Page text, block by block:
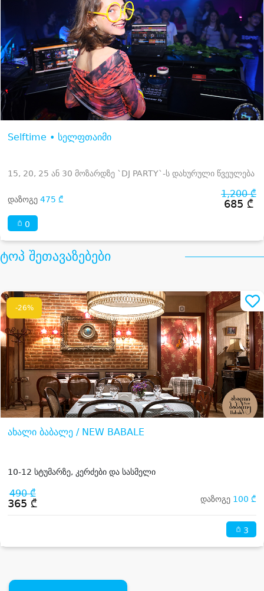
Selftime • სელფთაიმი
15, 20, 25 ან 30 მოზარდზე `DJ PARTY`-ს დახურული წვეულება
დაზოგე 475 ₾ 1,200 ₾
685 ₾
0
ტოპ შეთავაზებები
-26%
ახალი ბაბალე / NEW BABALE
10-12 სტუმარზე, კერძები და სასმელი
490 ₾
365 ₾ დაზოგე 100 ₾
3